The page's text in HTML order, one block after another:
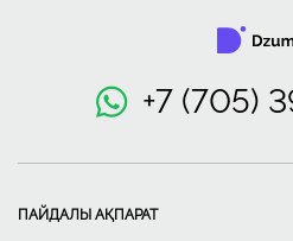
+7 (705)
ПАЙДАЛЫ АҚПАРАТ